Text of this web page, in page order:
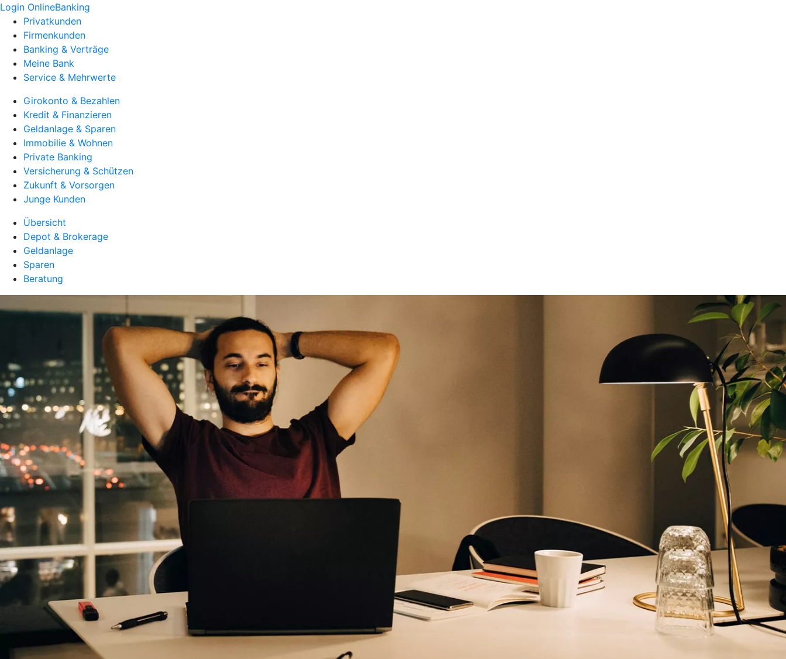
Login OnlineBanking
Privatkunden
Firmenkunden
Banking & Verträge
Meine Bank
Service & Mehrwerte
Girokonto & Bezahlen
Kredit & Finanzieren
Geldanlage & Sparen
Immobilie & Wohnen
Private Banking
Versicherung & Schützen
Zukunft & Vorsorgen
Junge Kunden
Übersicht
Depot & Brokerage
Geldanlage
Sparen
Beratung